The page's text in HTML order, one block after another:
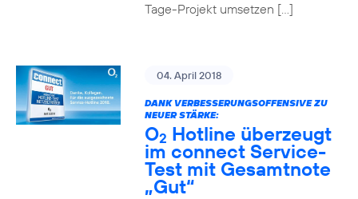
Tage-Projekt umsetzen […]
04. April 2018
DANK VERBESSERUNGSOFFENSIVE ZU
NEUER STÄRKE:
O2 Hotline überzeugt
im connect Service-
Test mit Gesamtnote
„Gut“